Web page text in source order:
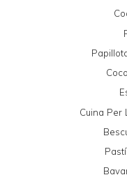
Cuina Per